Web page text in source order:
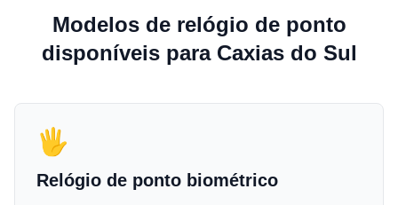
Modelos de relógio de ponto
disponíveis para Caxias do Sul
🖐️
Relógio de ponto biométrico